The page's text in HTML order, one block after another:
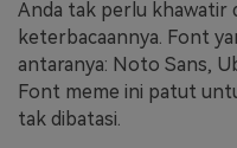
Anda tak perlu khawatir
keterbacaannya. Font
antaranya: Noto Sans,
Font meme ini patut
tak dibatasi.